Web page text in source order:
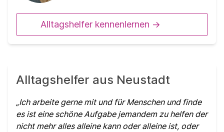
Alltagshelfer kennenlernen ->
Alltagshelfer aus Neustadt
Ich arbeite gerne mit und für Menschen und finde
es ist eine schöne Aufgabe jemandem zu helfen der
nicht mehr alles alleine kann oder alleine ist, oder